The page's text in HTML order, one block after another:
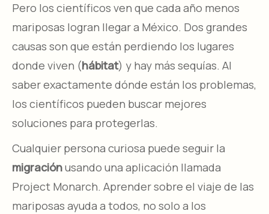
Pero los científicos ven que cada año menos
mariposas logran llegar a México. Dos grandes
causas son que están perdiendo los lugares
donde viven (hábitat) y hay más sequías. Al
saber exactamente dónde están los problemas,
los científicos pueden buscar mejores
soluciones para protegerlas.
Cualquier persona curiosa puede seguir la
migraciónusando una aplicación llamada
Project Monarch. Aprender sobre el viaje de las
mariposas ayuda a todos, no solo a los